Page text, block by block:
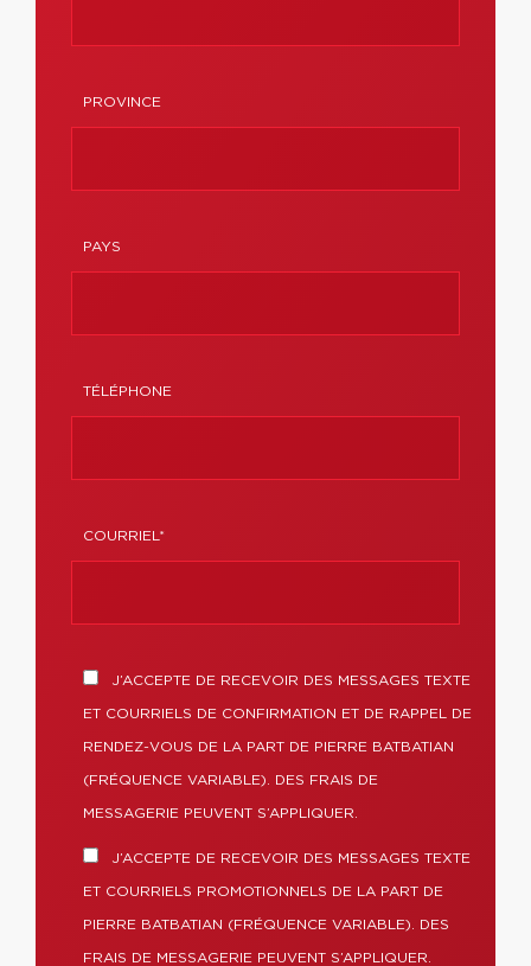
PROVINCE
PAYS
TÉLÉPHONE
COURRIEL*
J’ACCEPTE DE RECEVOIR DES MESSAGES TEXTE
ET COURRIELS DE CONFIRMATION ET DE RAPPEL DE
RENDEZ-VOUS DE LA PART DE PIERRE BATBATIAN
(FRÉQUENCE VARIABLE). DES FRAIS DE
MESSAGERIE PEUVENT S’APPLIQUER.
J’ACCEPTE DE RECEVOIR DES MESSAGES TEXTE
ET COURRIELS PROMOTIONNELS DE LA PART DE
PIERRE BATBATIAN (FRÉQUENCE VARIABLE). DES
FRAIS DE MESSAGERIE PEUVENT S’APPLIQUER.